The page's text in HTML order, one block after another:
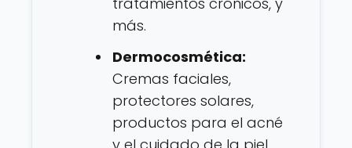
más.
Dermocosmética:
Cremas faciales,
protectores solares,
productos para el acné